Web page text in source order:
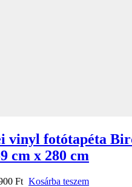
vinyl fotótapéta
cm x 280 cm
Ft Kosárba teszem